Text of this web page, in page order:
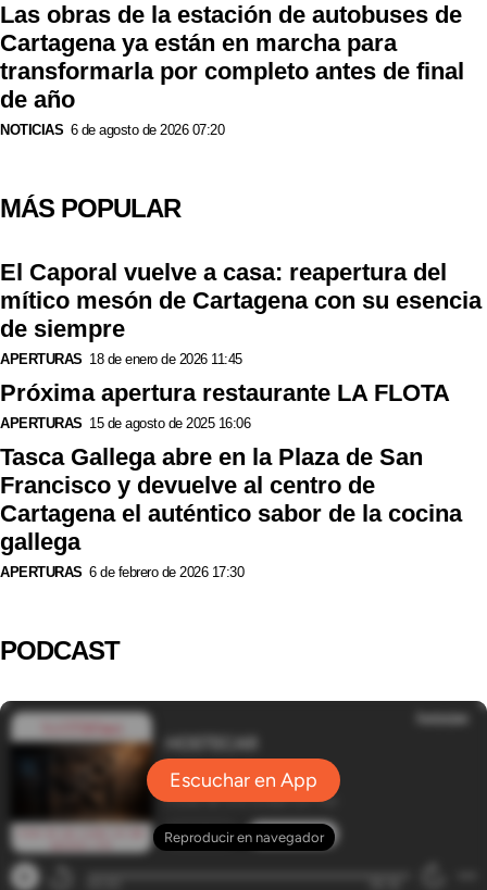
Las obras de la estación de autobuses de
Cartagena ya están en marcha para
transformarla por completo antes de final
de año
NOTICIAS 6 de agosto de 2026 07:20
MÁS POPULAR
El Caporal vuelve a casa: reapertura del
mítico mesón de Cartagena con su esencia
de siempre
APERTURAS 18 de enero de 2026 11:45
Próxima apertura restaurante LA FLOTA
APERTURAS 15 de agosto de 2025 16:06
Tasca Gallega abre en la Plaza de San
Francisco y devuelve al centro de
Cartagena el auténtico sabor de la cocina
gallega
APERTURAS 6 de febrero de 2026 17:30
PODCAST